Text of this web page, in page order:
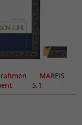
MAREIS
5,1 -